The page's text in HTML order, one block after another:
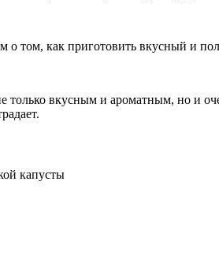
о том, как приготовить вкусный и
только вкусным и ароматным, но и
капусты